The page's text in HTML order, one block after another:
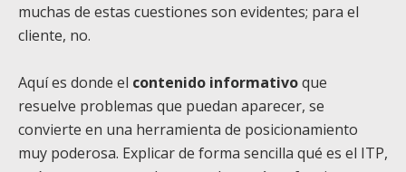
muchas de estas cuestiones son evidentes; para el
cliente, no.
Aquí es donde el contenido informativoque
resuelve problemas que puedan aparecer, se
convierte en una herramienta de posicionamiento
muy poderosa. Explicar de forma sencilla qué es el ITP,